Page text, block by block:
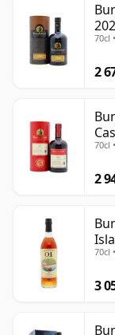
70cl
2
år
70cl
2
70cl
3